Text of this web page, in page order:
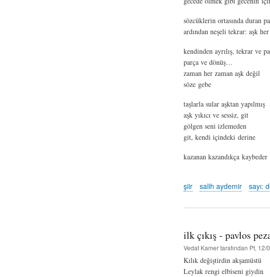
sözcüklerin ortasında duran
ardından neşeli tekrar: aşk
kendinden ayrılış, tekrar ve
parça ve dönüş…
zaman her zaman aşk değil
söze gebe
taşlarla sular aşktan yapılmış
aşk yıkıcı ve sessiz, git
gölgen seni izlemeden
git, kendi içindeki derine
kazanan kazandıkça kaybeder
şiir salih aydemir sayı:
ilk çıkış - pavlos
Vedat Kamertarafından Pt, 12/
Kılık değiştirdin akşamüstü
Leylak rengi elbiseni giydin